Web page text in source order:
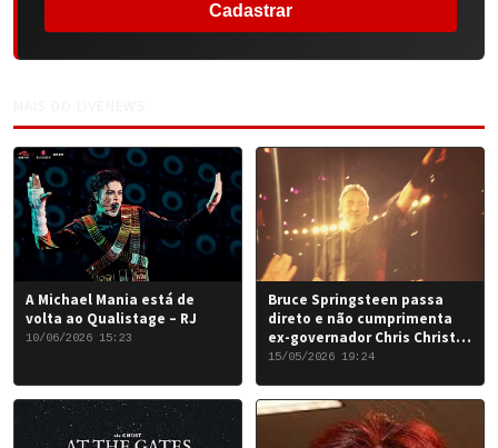
Cadastrar
A Michael Mania está de
volta ao Qualistage – RJ
10/06/2026 15:23
Bruce Springsteen passa
direto e não cumprimenta
ex-governador Chris Christie
em Nova York
15/05/2026 19:24